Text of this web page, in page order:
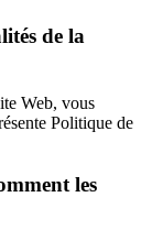
de la
Web, vous
Politique de
les